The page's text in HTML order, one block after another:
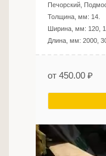
Печорский,
Толщина, мм: 14
Ширина, мм: 120,
Длина, мм: 2000,
от 450.00 ₽